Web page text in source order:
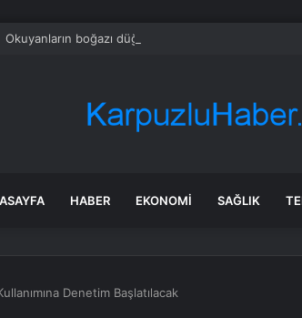
Okuyanların boğazı düğümlendi! Eren Kaşıkçı’nın
HABER EKONOMI SAĞLIK
Denetim Başlatılacak